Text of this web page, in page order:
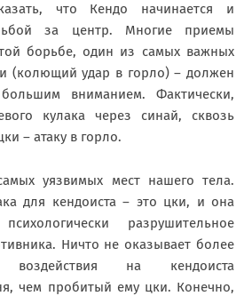
что Кендо начинается и
за центр. Многие приемы
борьбе, один из самых важных
(колющий удар в горло) – должен
вниманием. Фактически,
кулака через синай, сквозь
– атаку в горло.
уязвимых мест нашего тела.
для кендоиста – это цки, и она
разрушительное
Ничто не оказывает более
воздействия на кендоиста
чем пробитый ему цки. Конечно,